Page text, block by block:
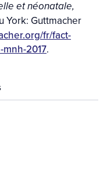
et néonatale,
York: Guttmacher
fr/fact-
2017.